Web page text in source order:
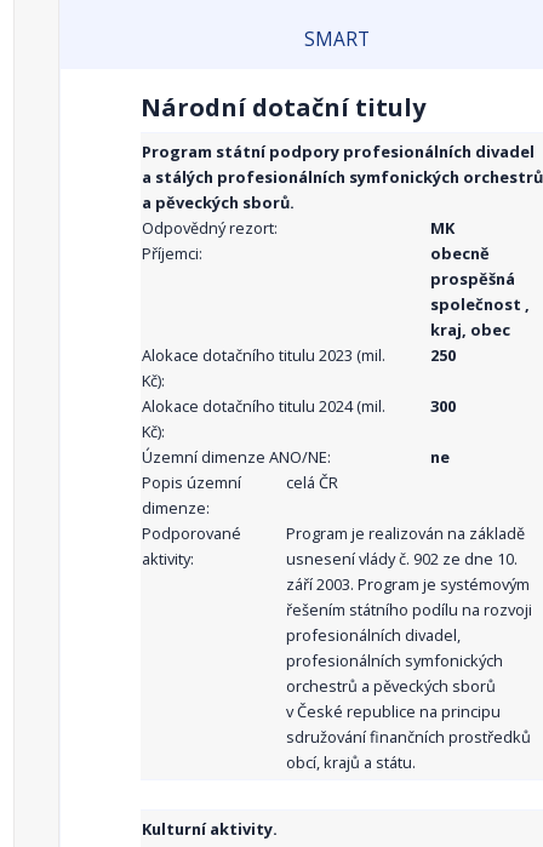
SMART
Národní dotační tituly
Program státní podpory profesionálních divadel
a stálých profesionálních symfonických orchestrů
a pěveckých sborů.
Odpovědný rezort:
MK
Příjemci:
obecně
prospěšná
společnost ,
kraj, obec
Alokace dotačního titulu 2023 (mil.
Kč):
250
Alokace dotačního titulu 2024 (mil.
Kč):
300
Územní dimenze ANO/NE:
ne
Popis územní
dimenze:
celá ČR
Podporované
aktivity:
Program je realizován na základě
usnesení vlády č. 902 ze dne 10.
září 2003. Program je systémovým
řešením státního podílu na rozvoji
profesionálních divadel,
profesionálních symfonických
orchestrů a pěveckých sborů
v České republice na principu
sdružování finančních prostředků
obcí, krajů a státu.
Kulturní aktivity.